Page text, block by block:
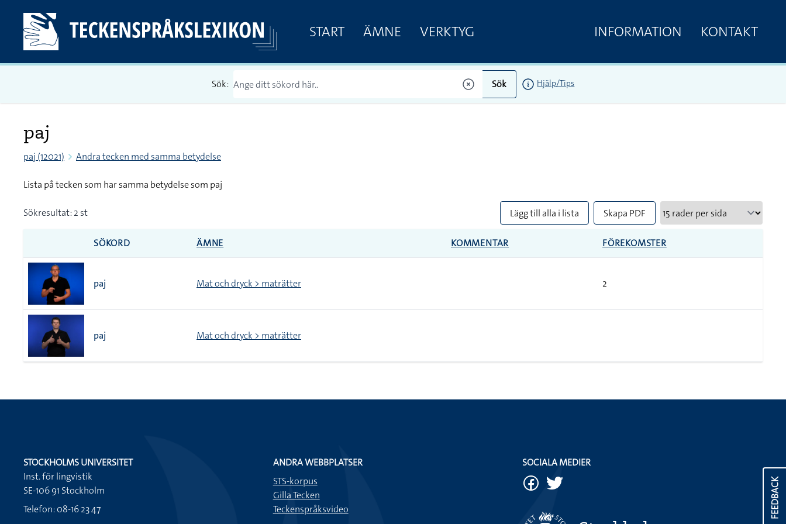
START ÄMNE VERKTYG INFORMATION KONTAKT
Sök: Sök Hjälp/Tips
paj
paj (12021) Andra tecken med samma betydelse
Lista på tecken som har samma betydelse som paj
Sökresultat: 2 st Lägg till alla i lista Skapa PDF
SÖKORD ÄMNE KOMMENTAR FÖREKOMSTER
paj Mat och dryck > maträtter 2
paj Mat och dryck > maträtter
FEEDBACK
STOCKHOLMS UNIVERSITET
Inst. för lingvistik
SE-106 91 Stockholm
Telefon: 08-16 23 47
ANDRA WEBBPLATSER
STS-korpus
Gilla Tecken
Teckenspråksvideo
SOCIALA MEDIER